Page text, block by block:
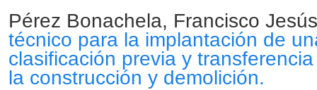
Pérez Bonachela, Francisco
técnico para la implantación de
clasificación previa y
la construcción y demolición.